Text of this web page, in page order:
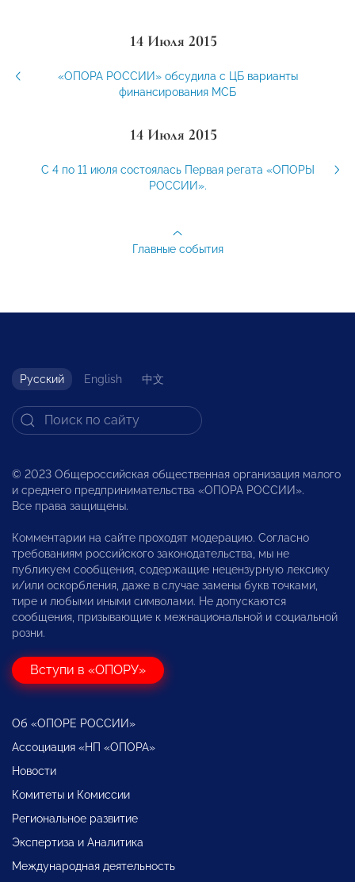
14 Июля 2015
«ОПОРА РОССИИ» обсудила с ЦБ варианты
финансирования МСБ
14 Июля 2015
С 4 по 11 июля состоялась Первая регата «ОПОРЫ
РОССИИ».
Главные события
Русский English 中文
© 2023 Общероссийская общественная организация малого
и среднего предпринимательства «ОПОРА РОССИИ».
Все права защищены.
Комментарии на сайте проходят модерацию. Согласно
требованиям российского законодательства, мы не
публикуем сообщения, содержащие нецензурную лексику
и/или оскорбления, даже в случае замены букв точками,
тире и любыми иными символами. Не допускаются
сообщения, призывающие к межнациональной и социальной
розни.
Вступи в «ОПОРУ»
Об «ОПОРЕ РОССИИ»
Ассоциация «НП «ОПОРА»
Новости
Комитеты и Комиссии
Региональное развитие
Экспертиза и Аналитика
Международная деятельность